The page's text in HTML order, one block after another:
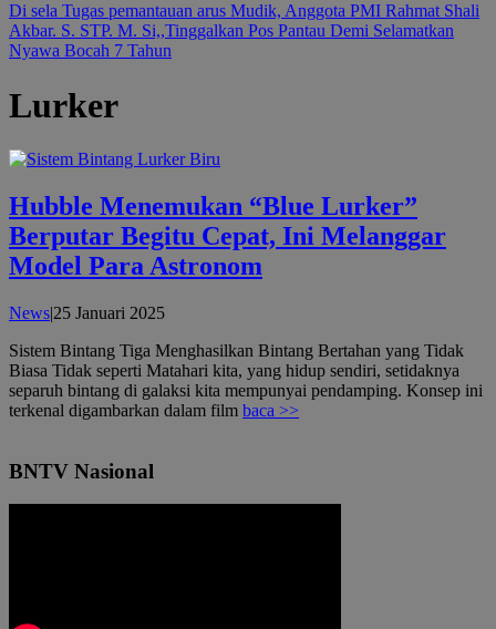
Di sela Tugas pemantauan arus Mudik, Anggota PMI Rahmat Shali
Akbar. S. STP. M. Si,,Tinggalkan Pos Pantau Demi Selamatkan
Nyawa Bocah 7 Tahun
Lurker
Hubble Menemukan “Blue Lurker”
Berputar Begitu Cepat, Ini Melanggar
Model Para Astronom
News|25 Januari 2025oleh
Sistem Bintang Tiga Menghasilkan Bintang Bertahan yang Tidak
Biasa Tidak seperti Matahari kita, yang hidup sendiri, setidaknya
separuh bintang di galaksi kita mempunyai pendamping. Konsep ini
terkenal digambarkan dalam film baca >>
BNTV Nasional